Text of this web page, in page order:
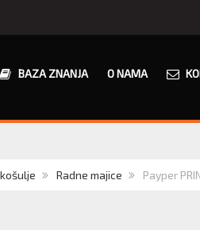
BAZA ZNANJA O NAMA
Radne majice Payper